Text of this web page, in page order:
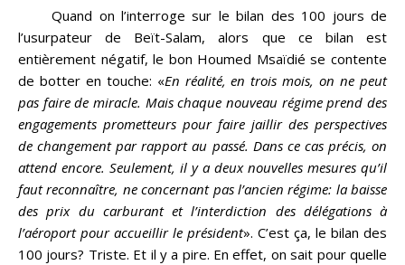
Quand on l’interroge sur le bilan des 100 jours de
l’usurpateur de Beït-Salam, alors que ce bilan est
entièrement négatif, le bon Houmed Msaïdié se contente
de botter en touche: «En réalité, en trois mois, on ne peut
pas faire de miracle. Mais chaque nouveau régime prend des
engagements prometteurs pour faire jaillir des perspectives
de changement par rapport au passé. Dans ce cas précis, on
attend encore. Seulement, il y a deux nouvelles mesures qu’il
faut reconnaître, ne concernant pas l’ancien régime: la baisse
des prix du carburant et l’interdiction des délégations à
l’aéroport pour accueillir le président». C’est ça, le bilan des
100 jours? Triste. Et il y a pire. En effet, on sait pour quelle